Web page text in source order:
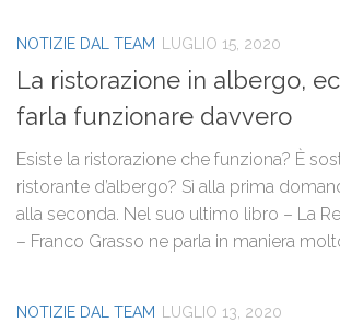
NOTIZIE DAL TEAM LUGLIO 15, 2020
La ristorazione in albergo,
farla funzionare davvero
Esiste la ristorazione che funziona? È
ristorante d’albergo? Sì alla prima
alla seconda. Nel suo ultimo libro – La
– Franco Grasso ne parla in maniera
NOTIZIE DAL TEAM LUGLIO 13, 2020